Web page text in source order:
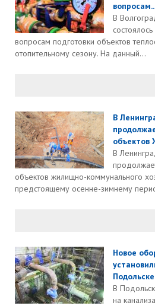
В
вопросам подготовки объектов
отопительному сезону. На данный...
В
объектов
В
объектов жилищно-коммунального
предстоящему осенне-зимнему
Новое
Подольске
В
на